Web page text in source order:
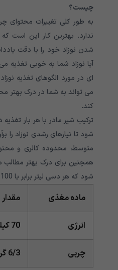
چیست؟
به طور کلی تغییرات محتوای
ندارد. بهترین کار این است
شدن نوزاد خود را با دقت
آیا نوزاد شما به خوبی تغذیه
ای در مورد الگوهای تغذیه
می تواند به شما در درک بهتر
کند.
ترکیب شیر مادر با هر بار
شود تا نیازهای رشدی نوزاد را
متوسط، محدوده کالری و
همچنین برای درک بهتر
شود که هر دسی لیتر برابر با 100 میلی لیتر است.
ماده مغذی مقدار
انرژی 70 کیلوکالری در هر دسی لیتر
چربی 6/3 گرم در هر دسی لیتر